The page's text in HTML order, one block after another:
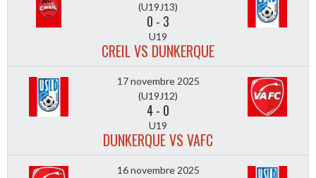
(U19J13)
0 - 3
U19
CREIL VS DUNKERQUE
17 novembre 2025
(U19J12)
4- 0
U19
DUNKERQUE VS VAFC
16 novembre 2025